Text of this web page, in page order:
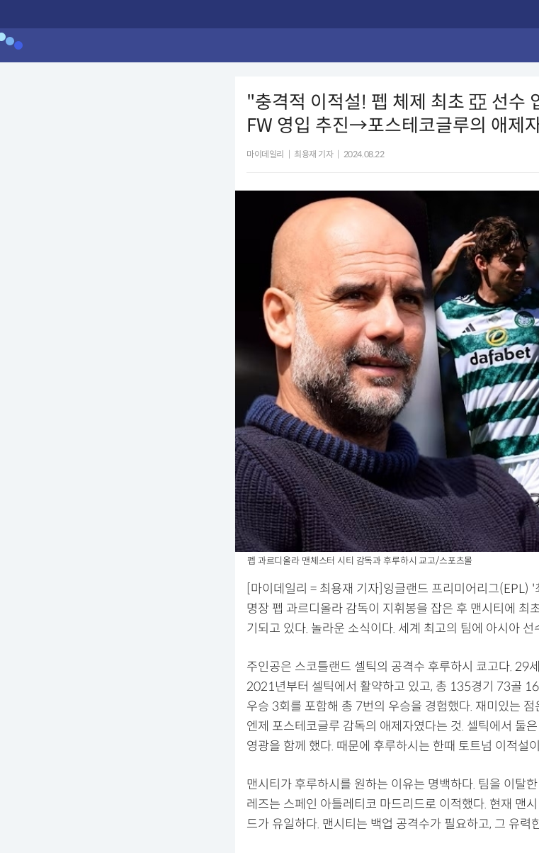
"충격적 이적설! 펩 체제 최초 亞 선수
FW 영입 추진→포스테코글루의 애제
마이데일리 최용재 기자 2024.08.22
펩 과르디올라 맨체스터 시티 감독과 후루하시 교고/스포츠몰
[마이데일리 = 최용재 기자]잉글랜드 프리미어리그(EPL)
명장 펩 과르디올라 감독이 지휘봉을 잡은 후 맨시티에 최
기되고 있다. 놀라운 소식이다. 세계 최고의 팀에 아시아
주인공은 스코틀랜드 셀틱의 공격수 후루하시 쿄고다. 29
2021년부터 셀틱에서 활약하고 있고, 총 135경기 73골
우승 3회를 포함해 총 7번의 우승을 경험했다. 재미있는
엔제 포스테코글루 감독의 애제자였다는 것. 셀틱에서 둘
영광을 함께 했다. 때문에 후루하시는 한때 토트넘 이적설
맨시티가 후루하시를 원하는 이유는 명백하다. 팀을 이탈
레즈는 스페인 아틀레티코 마드리드로 이적했다. 현재 맨
드가 유일하다. 맨시티는 백업 공격수가 필요하고, 그 유력